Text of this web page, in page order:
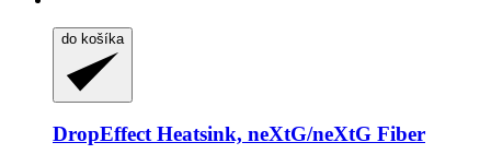
do košíka
DropEffectHeatsink, neXtG/neXtG Fiber